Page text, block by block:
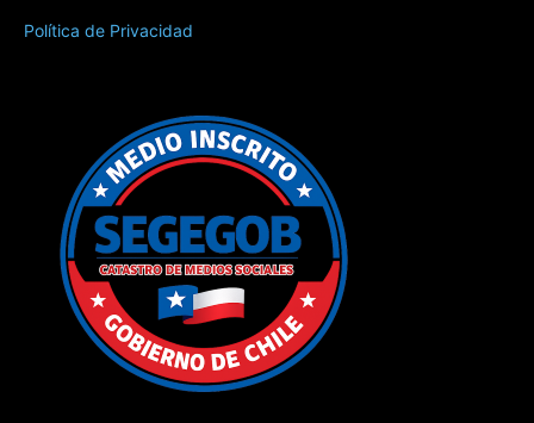
Política de Privacidad